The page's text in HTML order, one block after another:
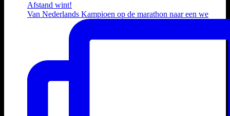
Van Nederlands Kampioen op de marathon naar een we